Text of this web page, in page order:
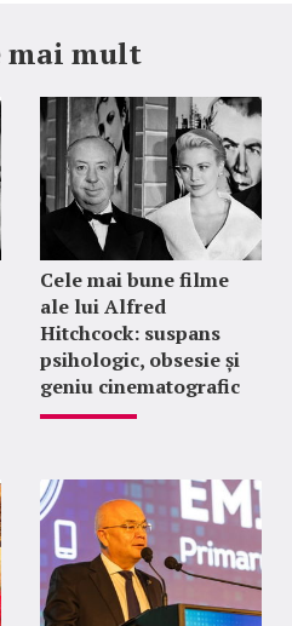
mai mult
Cele mai bune filme
ale lui Alfred
Hitchcock: suspans
psihologic, obsesie și
geniu cinematografic